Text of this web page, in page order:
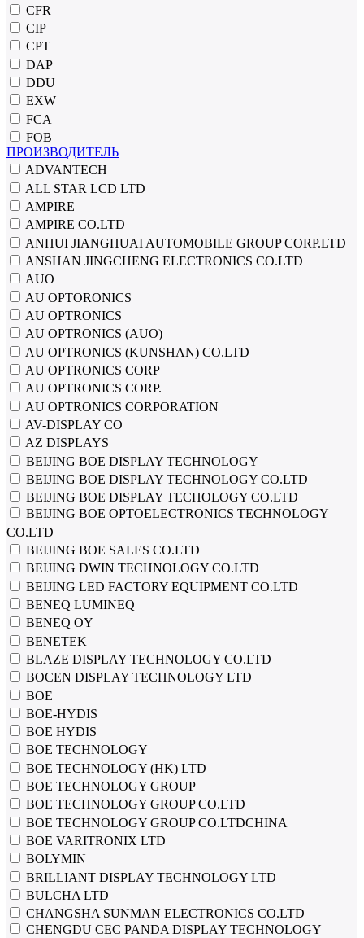
CFR
CIP
CPT
DAP
DDU
EXW
FCA
FOB
ПРОИЗВОДИТЕЛЬ
ADVANTECH
ALL STAR LCD LTD
AMPIRE
AMPIRE CO.LTD
ANHUI JIANGHUAI AUTOMOBILE GROUP CORP.LTD
ANSHAN JINGCHENG ELECTRONICS CO.LTD
AUO
AU OPTORONICS
AU OPTRONICS
AU OPTRONICS (AUO)
AU OPTRONICS (KUNSHAN) CO.LTD
AU OPTRONICS CORP
AU OPTRONICS CORP.
AU OPTRONICS CORPORATION
AV-DISPLAY CO
AZ DISPLAYS
BEIJING BOE DISPLAY TECHNOLOGY
BEIJING BOE DISPLAY TECHNOLOGY CO.LTD
BEIJING BOE DISPLAY TECHOLOGY CO.LTD
BEIJING BOE OPTOELECTRONICS TECHNOLOGY
CO.LTD
BEIJING BOE SALES CO.LTD
BEIJING DWIN TECHNOLOGY CO.LTD
BEIJING LED FACTORY EQUIPMENT CO.LTD
BENEQ LUMINEQ
BENEQ OY
BENETEK
BLAZE DISPLAY TECHNOLOGY CO.LTD
BOCEN DISPLAY TECHNOLOGY LTD
BOE
BOE-HYDIS
BOE HYDIS
BOE TECHNOLOGY
BOE TECHNOLOGY (HK) LTD
BOE TECHNOLOGY GROUP
BOE TECHNOLOGY GROUP CO.LTD
BOE TECHNOLOGY GROUP CO.LTDCHINA
BOE VARITRONIX LTD
BOLYMIN
BRILLIANT DISPLAY TECHNOLOGY LTD
BULCHA LTD
CHANGSHA SUNMAN ELECTRONICS CO.LTD
CHENGDU CEC PANDA DISPLAY TECHNOLOGY